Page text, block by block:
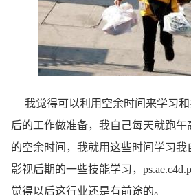
我觉得可以利用空余时间来学习和
后的工作做准备，我自己每天就跑
的空余时间，我就用这些时间学习
影视后期的一些技能学习，
觉得以后这行业还是有前途的。